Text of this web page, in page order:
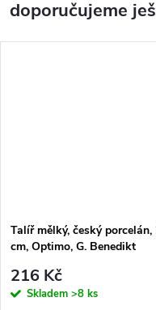
doporučujeme
Talíř mělký, český porcelán,
cm, Optimo, G. Benedikt
216 Kč
Skladem >8 ks